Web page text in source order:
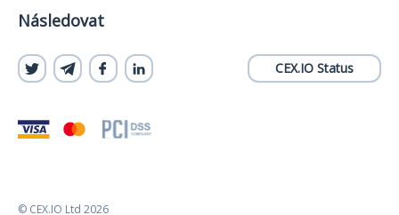
Následovat
CEX.IO Status
© CEX.IO Ltd 2026